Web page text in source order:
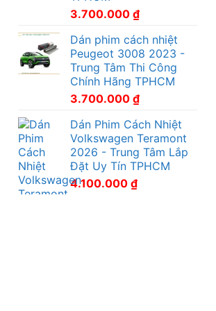
3.700.000 ₫
Dán phim cách nhiệt
Peugeot 3008 2023 -
Trung Tâm Thi Công
Chính Hãng TPHCM
3.700.000 ₫
Dán Phim Cách Nhiệt
Volkswagen Teramont
2026 - Trung Tâm Lắp
Đặt Uy Tín TPHCM
4.100.000 ₫